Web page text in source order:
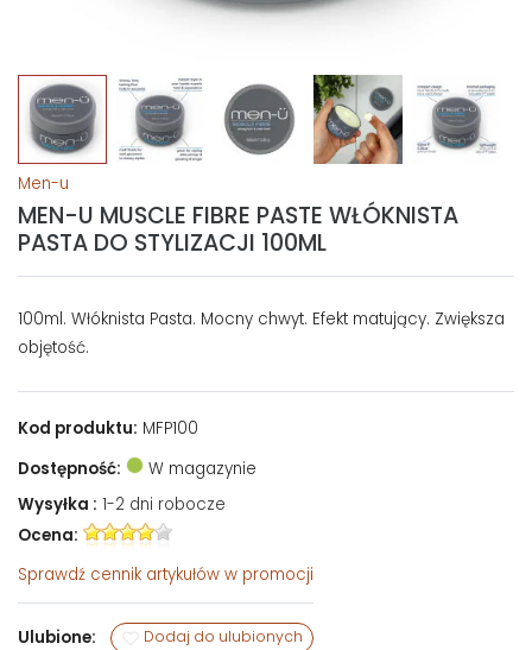
Men-u
MEN-U MUSCLE FIBRE PASTE WŁÓKNISTA
PASTA DO STYLIZACJI 100ML
100ml. Włóknista Pasta. Mocny chwyt. Efekt matujący. Zwiększa
objętość.
Kod produktu: MFP100
Dostępność:
W magazynie
Wysyłka : 1-2 dni robocze
Ocena:
Sprawdź cennik artykułów w promocji
Ulubione: Dodaj do ulubionych